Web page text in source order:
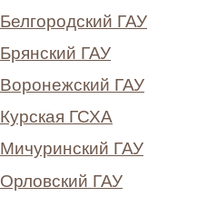
Белгородский ГАУ
Брянский ГАУ
Воронежский ГАУ
Курская ГСХА
Мичуринский ГАУ
Орловский ГАУ